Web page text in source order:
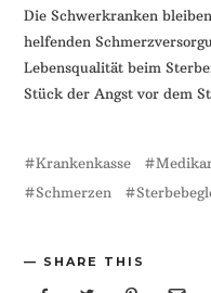
Die Schwerkranken
helfenden
Lebensqualität beim
Stück der Angst vor dem
Krankenkasse
Schmerzen
SHARE THIS